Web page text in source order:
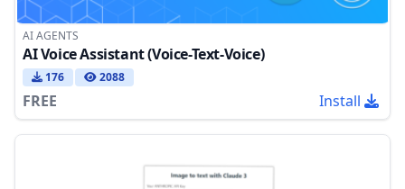
AI AGENTS
AI Voice Assistant (Voice-Text-Voice)
176 2088
FREE Install